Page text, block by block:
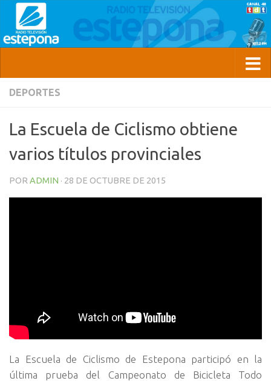
DEPORTES
La Escuela de Ciclismo obtiene
varios títulos provinciales
POR ADMIN · 28 DE OCTUBRE DE 2015
La Escuela de Ciclismo de Estepona participó en la
última prueba del Campeonato de Bicicleta Todo